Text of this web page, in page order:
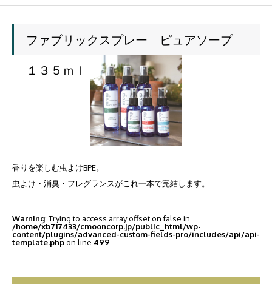
ファブリックスプレー ピュアソープ
１３５ｍｌ
香りを楽しむ虫よけBPE。
虫よけ・消臭・フレグランスがこれ一本で完結します。
Warning: Trying to access array offset on false in
/home/xb717433/cmooncorp.jp/public_html/wp-
content/plugins/advanced-custom-fields-pro/includes/api/api-
template.phpon line 499